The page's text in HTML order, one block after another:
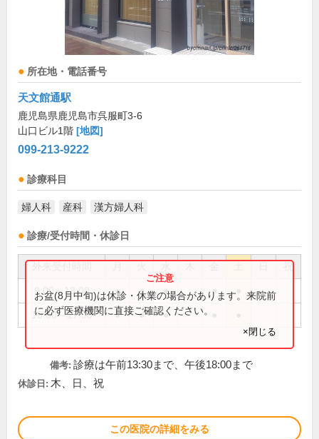
所在地・電話番号
天文館通駅
鹿児島県鹿児島市呉服町3-6
山口ビル1階 [地図]
099-213-9222
診療科目
婦人科 産科 漢方婦人科
診療/受付時間・休診日
祝
9:00～13:00 ● ● ● ●
15:00～17:30 ● ● ●
お盆(8月中旬)は休診・休業の場合があります。来院前
に必ず医療機関に直接ご確認ください。
×閉じる
備考: 診療は午前13:30まで、午後18:00まで
休診日: 木、日、祝
この医院の詳細をみる